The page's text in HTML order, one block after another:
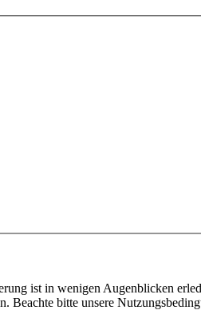
ist in wenigen Augenblicken
bitte unsere